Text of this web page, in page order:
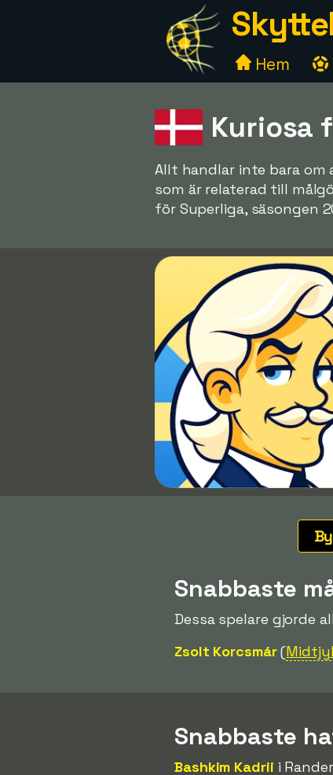
Hem
Kuriosa
Allt handlar inte bara
som är relaterad till
för Superliga, säsongen
Snabbaste
Dessa spelare gjorde
Zsolt Korcsmár(
Snabbaste
Bashkim Kadrii i